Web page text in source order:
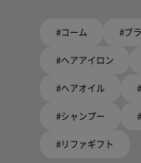
期間限定で対象商品のご購
Because ReFa | 上質な美
高機能ドライヤー Xモデ
いい髪めざす、大人たちへ
髪がきれいって嬉しい。
#コーム #ブ
#ヘアアイロン
#ヘアオイル
#シャンプー
#リファギフト